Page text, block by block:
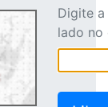
Digite
lado no